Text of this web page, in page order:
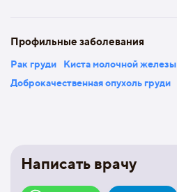
Написать врачу
Профильные заболевания
Рак груди
Киста молочной железы
Доброкачественная опухоль груди